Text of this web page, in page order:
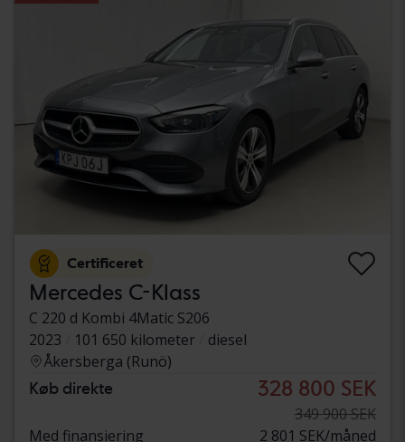
Certificeret
Mercedes C-Klass
C 220 d Kombi 4Matic S206
2023
101 650 kilometer
diesel
Åkersberga (Runö)
Køb direkte 328 800 SEK
349 900 SEK
Med finansiering
2 801 SEK/måned